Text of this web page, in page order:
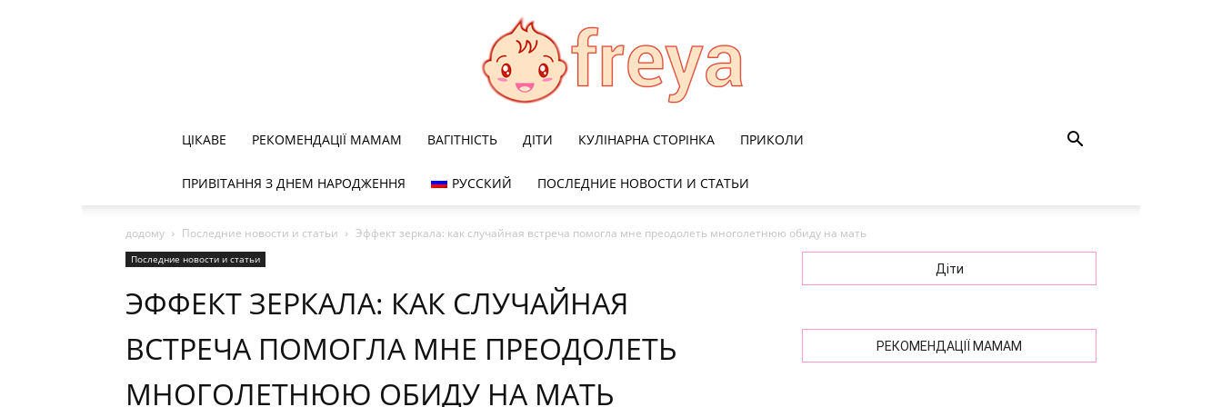
ЦІКАВЕ РЕКОМЕНДАЦІЇ МАМАМ ВАГІТНІСТЬ ДІТИ КУЛІНАРНА СТОРІНКА ПРИКОЛИ
ПРИВІТАННЯ З ДНЕМ НАРОДЖЕННЯ РУССКИЙ ПОСЛЕДНИЕ НОВОСТИ И СТАТЬИ
додому Последние новости и статьи Эффект зеркала: как случайная встреча помогла мне преодолеть многолетнюю обиду на мать
Последние новости и статьи
ЭФФЕКТ ЗЕРКАЛА: КАК СЛУЧАЙНАЯ
ВСТРЕЧА ПОМОГЛА МНЕ ПРЕОДОЛЕТЬ
МНОГОЛЕТНЮЮ ОБИДУ НА МАТЬ
Діти
РЕКОМЕНДАЦІЇ МАМАМ